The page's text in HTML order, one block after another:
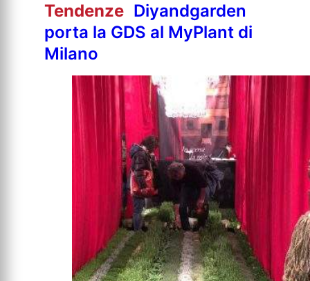
Tendenze Diyandgarden
porta la GDS al MyPlant di
Milano